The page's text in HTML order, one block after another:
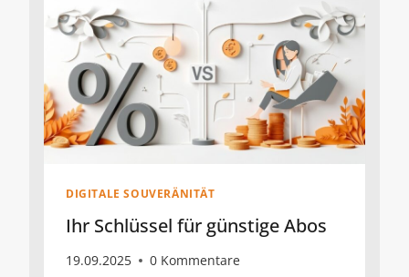
DIGITALE SOUVERÄNITÄT
Ihr Schlüssel für günstige Abos
19.09.2025 0 Kommentare